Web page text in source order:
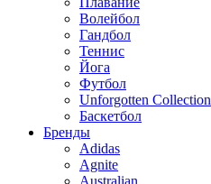
Волейбол
Гандбол
Теннис
Йога
Футбол
Unforgotten Collection
Баскетбол
Бренды
Adidas
Agnite
Australian